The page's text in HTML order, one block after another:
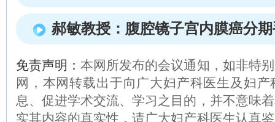
郝敏教授：腹腔镜子宫内膜癌分
免责声明：本网所发布的会议通知，如非特
网，本网转载出于向广大妇产科医生及妇
息、促进学术交流、学习之目的，并不意味
实其内容的真实性，请广大妇产科医生认真